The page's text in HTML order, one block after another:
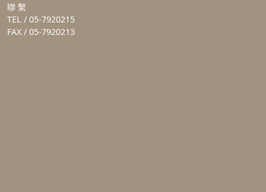
聯 繫
TEL / 05-7920215
FAX / 05-7920213